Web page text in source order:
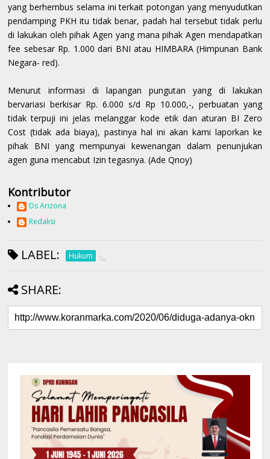
yang berhembus selama ini terkait potongan yang menyudutkan
pendamping PKH itu tidak benar, padah hal tersebut tidak perlu
di lakukan oleh pihak Agen yang mana pihak Agen mendapatkan
fee sebesar Rp. 1.000 dari BNI atau HIMBARA (Himpunan Bank
Negara- red).
Menurut informasi di lapangan pungutan yang di lakukan
bervariasi berkisar Rp. 6.000 s/d Rp 10.000,-, perbuatan yang
tidak terpuji ini jelas melanggar kode etik dan aturan BI Zero
Cost (tidak ada biaya), pastinya hal ini akan kami laporkan ke
pihak BNI yang mempunyai kewenangan dalam penunjukan
agen guna mencabut Izin tegasnya. (Ade Qnoy)
Kontributor
Ds Arizona
Redaksi
LABEL: Hukum
SHARE: